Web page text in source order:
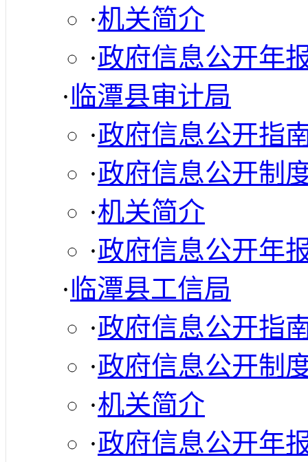
·机关简介
·政府信息公开年
·临潭县审计局
·政府信息公开指
·政府信息公开制
·机关简介
·政府信息公开年
·临潭县工信局
·政府信息公开指
·政府信息公开制
·机关简介
·政府信息公开年